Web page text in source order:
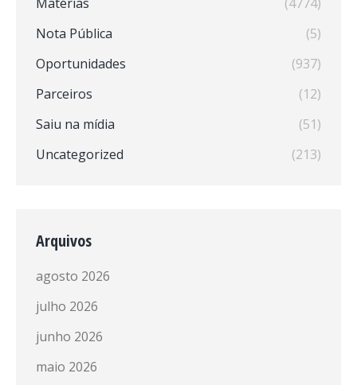
Nota Pública
(5)
Oportunidades
(937)
Parceiros
(12)
Saiu na mídia
(51)
Uncategorized
(213)
Arquivos
agosto 2026
julho 2026
junho 2026
maio 2026